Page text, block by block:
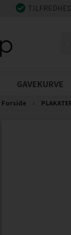
GAVEKURVE
Forside ›